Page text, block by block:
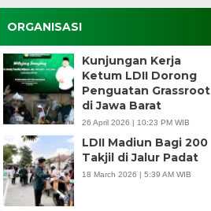
ORGANISASI
Kunjungan Kerja
Ketum LDII Dorong
Penguatan Grassroot
di Jawa Barat
26 April 2026 | 10:23 PM WIB
LDII Madiun Bagi 200
Takjil di Jalur Padat
18 March 2026 | 5:39 AM WIB